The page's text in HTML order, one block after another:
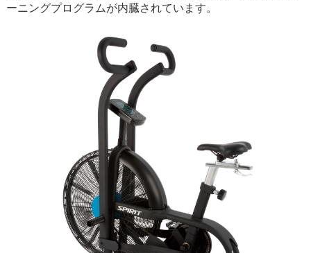
ーニングプログラムが内臓されています。